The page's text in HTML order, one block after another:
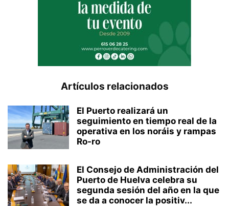
Artículos relacionados
El Puerto realizará un
seguimiento en tiempo real de la
operativa en los noráis y rampas
Ro-ro
El Consejo de Administración del
Puerto de Huelva celebra su
segunda sesión del año en la que
se da a conocer la positiv...